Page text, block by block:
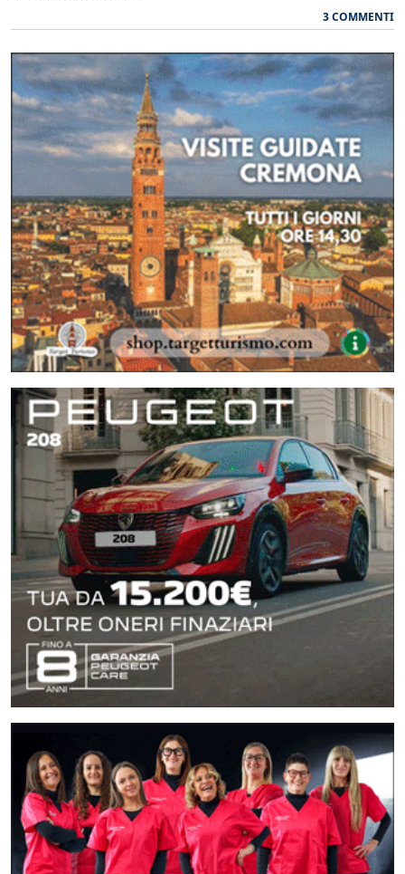
3 COMMENTI